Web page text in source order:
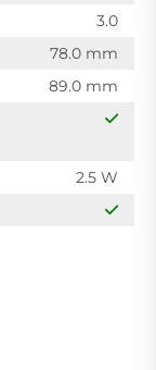
3.0
78.0 mm
89.0 mm
2.5 W